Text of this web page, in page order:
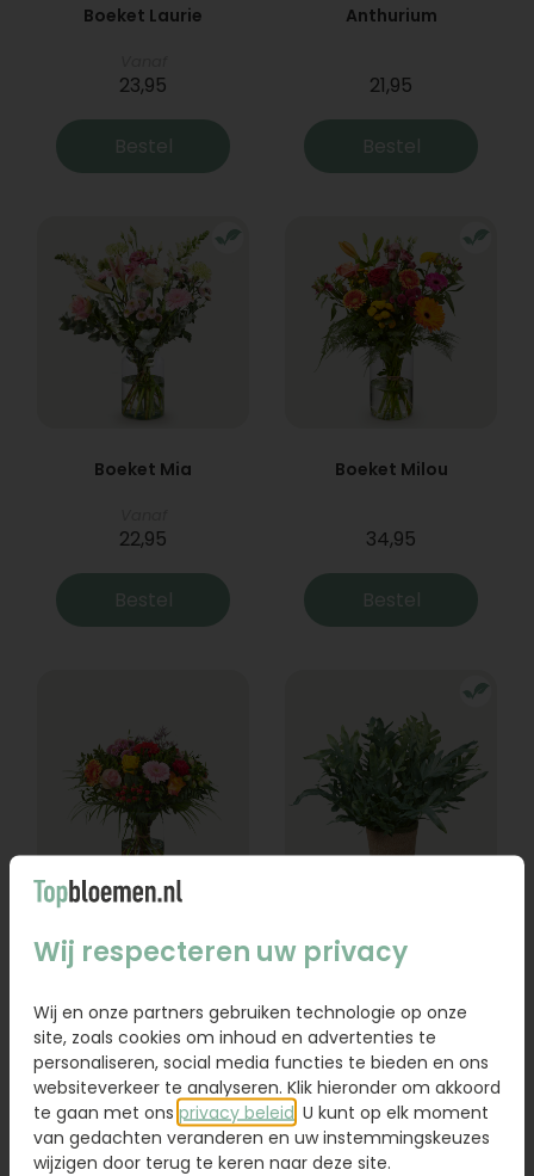
Boeket Laurie
23,95
Bestel
Anthurium
21,95
Bestel
Boeket Mia
22,95
Bestel
Boeket Milou
34,95
Bestel
Vanaf
Bestel Bestel
Wij respecteren uw privacy
Wij en onze partners gebruiken technologie op onze
site, zoals cookies om inhoud en advertenties te
personaliseren, social media functies te bieden en ons
websiteverkeer te analyseren. Klik hieronder om akkoord
te gaan met ons privacy beleid . U kunt op elk moment
van gedachten veranderen en uw instemmingskeuzes
wijzigen door terug te keren naar deze site.